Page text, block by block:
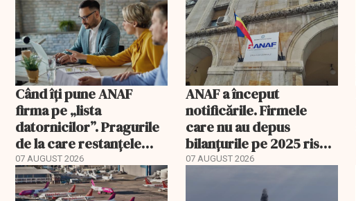
Când îți pune ANAF
firma pe „lista
datornicilor”. Pragurile
de la care restanțele
devin publice
07 AUGUST 2026
ANAF a început
notificările. Firmele
care nu au depus
bilanțurile pe 2025 riscă
să ajungă inactive fiscal
07 AUGUST 2026